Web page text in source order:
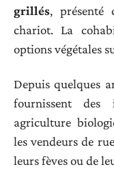
grillés, présenté
chariot. La
options végétales
Depuis quelques
fournissent des
agriculture
les vendeurs de
leurs fèves ou de